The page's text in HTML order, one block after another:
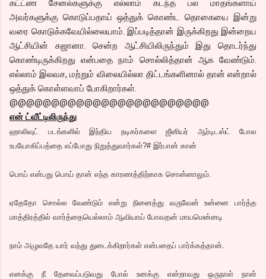
கட்ட்ண சேனல்களுக்கு எல்லாம் கடந்த பல மாதங்களாய்
அவர்களுக்கு கொடுப்பதாய் ஒத்துக் கொண்ட தொகையை இன்று
வரை கொடுக்கவேயில்லையாம். இப்படித்தான் இருக்கிறது இன்றைய
ஆட்சியின் கஜானா. சென்ற ஆட்சியிலிருந்தும் இது தொடர்ந்து
கொண்டிருக்கிறது என்பதை நாம் சொல்லித்தான் ஆக வேண்டும்.
எல்லாம் இலவச, மற்றும் விலையில்லா திட்டங்களினால் தான் என்றால்
ஒத்துக் கொள்ளவாப் போகிறார்கள்.
@@@@@@@@@@@@@@@@@@@@@@@@
என் ட்வீட்டிலிருந்து
ஹாலிவுட் படங்களில் இந்திய நடிகர்களை ஜீனியர் ஆர்டிடஸ்ட் போல
உபயோகிப்பத்தை எப்போது நிறுத்துவார்கள்?# இர்பான் கான்
பொய் என்பது பொய் தான் எந்த காரணத்திற்காக சொன்னாலும்.
ஏதேதோ சொல்ல வேண்டும் என்று நினைத்து வருவேன் உன்னை பார்த்த
மாத்திரத்தில் வார்த்தையெல்லாம் ஆவியாய் போவதன் மாயமென்னடி
நாம் அழுவதே யார் வந்து துடைக்கிறார்கள் என்பதைப் பார்க்கத்தான்.
எனக்கு நீ தேவைப்படுவது போல் உனக்கு என்றாவது ஒருநாள் நான்